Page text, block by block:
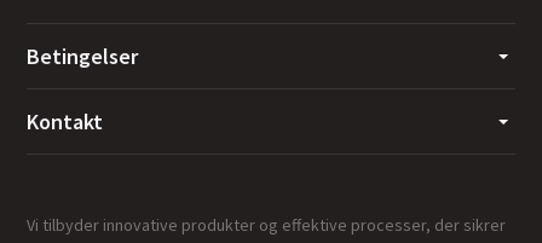
Betingelser
Kontakt
Vi tilbyder innovative produkter og effektive processer, der sikrer